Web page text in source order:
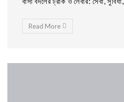
Read More